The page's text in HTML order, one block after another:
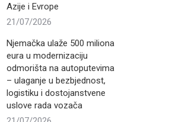
Azije i Evrope
21/07/2026
Njemačka ulaže 500 miliona
eura u modernizaciju
odmorišta na autoputevima
– ulaganje u bezbjednost,
logistiku i dostojanstvene
uslove rada vozača